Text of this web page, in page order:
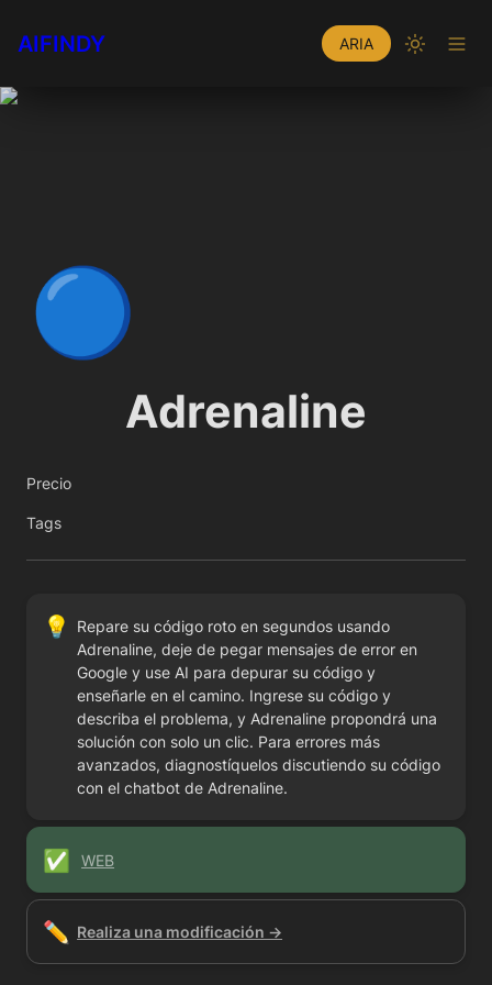
AIFINDY ARIA
🔵
Adrenaline
Precio
Tags
💡
Repare su código roto en segundos usando
Adrenaline, deje de pegar mensajes de error en
Google y use AI para depurar su código y
enseñarle en el camino. Ingrese su código y
describa el problema, y Adrenaline propondrá una
solución con solo un clic. Para errores más
avanzados, diagnostíquelos discutiendo su código
con el chatbot de Adrenaline.
✅ WEB
✏️ Realiza una modificación →